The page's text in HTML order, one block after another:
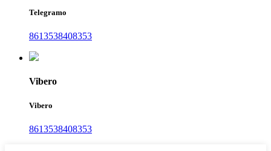
Telegramo
8613538408353
Vibero
Vibero
8613538408353